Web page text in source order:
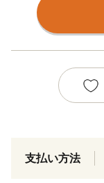
支払い方法